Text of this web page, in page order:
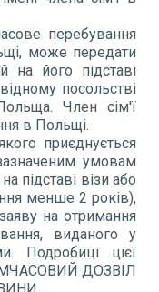
перебування
може передати
на його підставі
посольстві
Член сім'ї
в Польщі.
приєднується
умовам
підставі візи або
менше 2 років),
на отримання
виданого у
Подробиці цієї
ДОЗВІЛ